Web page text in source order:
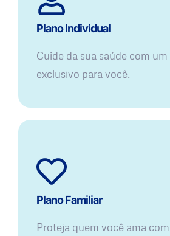
Plano Individual
Cuide da sua saúde com
exclusivo para você.
Plano Familiar
Proteja quem você ama